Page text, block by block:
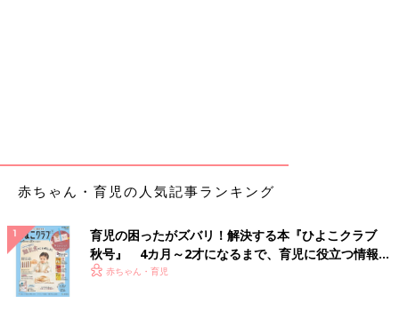
赤ちゃん・育児の人気記事ランキング
育児の困ったがズバリ！解決する本『ひよこクラブ
秋号』 4カ月～2才になるまで、育児に役立つ情報が
いっぱい！
赤ちゃん・育児